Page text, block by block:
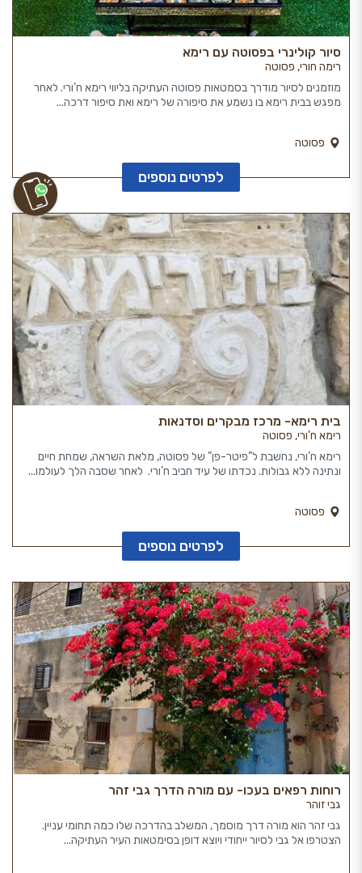
סיור קולינרי בפסוטה עם רימא
רימה חורי, פסוטה
מוזמנים לסיור מודרך בסמטאות פסוטה העתיקה בליווי רימא ח’ורי. לאחר
מפגש בבית רימא בו נשמע את סיפורה של רימא ואת סיפור דרכה...
פסוטה
לפרטים נוספים
בית רימא- מרכז מבקרים וסדנאות
רימא ח'ורי, פסוטה
רימא ח’ורי, נחשבת ל”פיטר-פן” של פסוטה, מלאת השראה, שמחת חיים
ונתינה ללא גבולות. נכדתו של עיד חביב ח’ורי. לאחר שסבה הלך לעולמו...
פסוטה
לפרטים נוספים
רוחות רפאים בעכו- עם מורה הדרך גבי זהר
גבי זוהר
גבי זהר הוא מורה דרך מוסמך, המשלב בהדרכה שלו כמה תחומי עניין.
הצטרפו אל גבי לסיור ייחודי ויוצא דופן בסימטאות העיר העתיקה...